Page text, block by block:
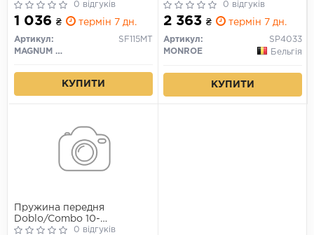
0 відгуків
1 036 ₴ термін 7 дн.
Артикул:
SF115MT
MAGNUM TECHNOLOGY
КУПИТИ
0 відгуків
2 363 ₴ термін 7 дн.
Артикул:
SP4033
MONROE
Бельгія
КУПИТИ
Пружина передня
Doblo/Combo 10-
(373*13,3*155)0 відгуків